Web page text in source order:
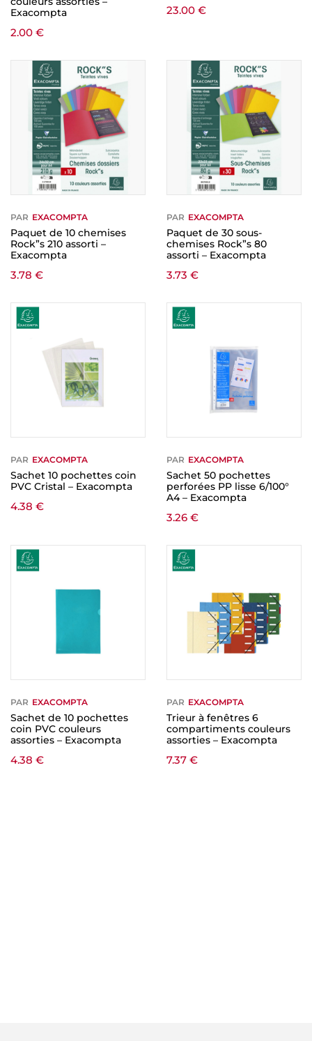
Exacompta
2.00 €
23.00 €
PAR EXACOMPTA
Paquet de 10 chemises
Rock”s 210 assorti –
Exacompta
3.78 €
PAR EXACOMPTA
Paquet de 30 sous-
chemises Rock”s 80
assorti – Exacompta
3.73 €
PAR EXACOMPTA
Sachet 10 pochettes coin
PVC Cristal – Exacompta
4.38 €
PAR EXACOMPTA
Sachet 50 pochettes
perforées PP lisse 6/100°
A4 – Exacompta
3.26 €
PAR EXACOMPTA
Sachet de 10 pochettes
coin PVC couleurs
assorties – Exacompta
4.38 €
PAR EXACOMPTA
Trieur à fenêtres 6
compartiments couleurs
assorties – Exacompta
7.37 €